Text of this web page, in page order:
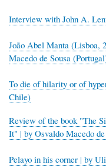
Interview with John A.
João Abel Manta (Lisboa,
Macedo de Sousa
To die of hilarity or of
Chile)
Review of the book "The
It" | by Osvaldo Macedo
Pelayo in his corner | by